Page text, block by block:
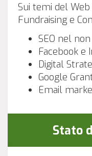
Sui temi del
Fundraising e
SEO nel
Facebook e
Digital
Google
Email
Stato